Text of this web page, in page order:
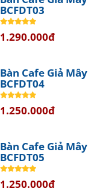
BCFDT03
1.290.000đ
Bàn Cafe Giả Mây
BCFDT04
1.250.000đ
Bàn Cafe Giả Mây
BCFDT05
1.250.000đ